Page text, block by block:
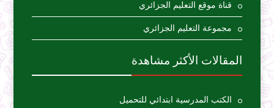
قناة موقع التعليم الجزائري
مجموعة التعليم الجزائري
المقالات الأكثر مشاهدة
الكتب المدرسية ابتدائي للتحميل